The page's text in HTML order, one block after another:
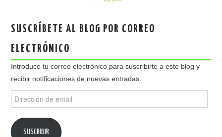
SUSCRÍBETE AL BLOG POR CORREO
ELECTRÓNICO
Introduce tu correo electrónico para suscribirte a este blog y
recibir notificaciones de nuevas entradas.
de
SUSCRIBIR